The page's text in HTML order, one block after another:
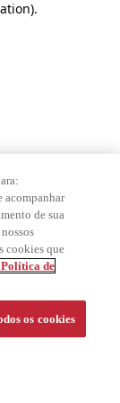
.
acompanhar
de sua
cookies que
Política de
os cookies